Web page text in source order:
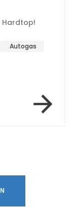
Hardtop!
Autogas